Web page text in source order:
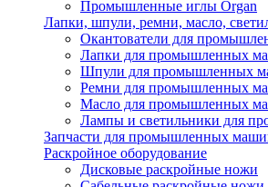
Промышленные иглы Organ
Лапки, шпули, ремни, масло,
Окантователи для
Лапки для промышленных
Шпули для промышленных
Ремни для промышленных
Масло для промышленных
Лампы и светильники для
Запчасти для промышленных
Раскройное оборудование
Дисковые раскройные ножи